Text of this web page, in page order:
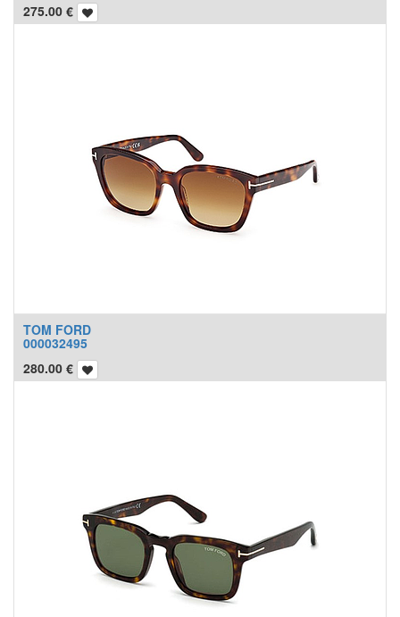
275.00 €
TOM FORD
000032495
280.00 €